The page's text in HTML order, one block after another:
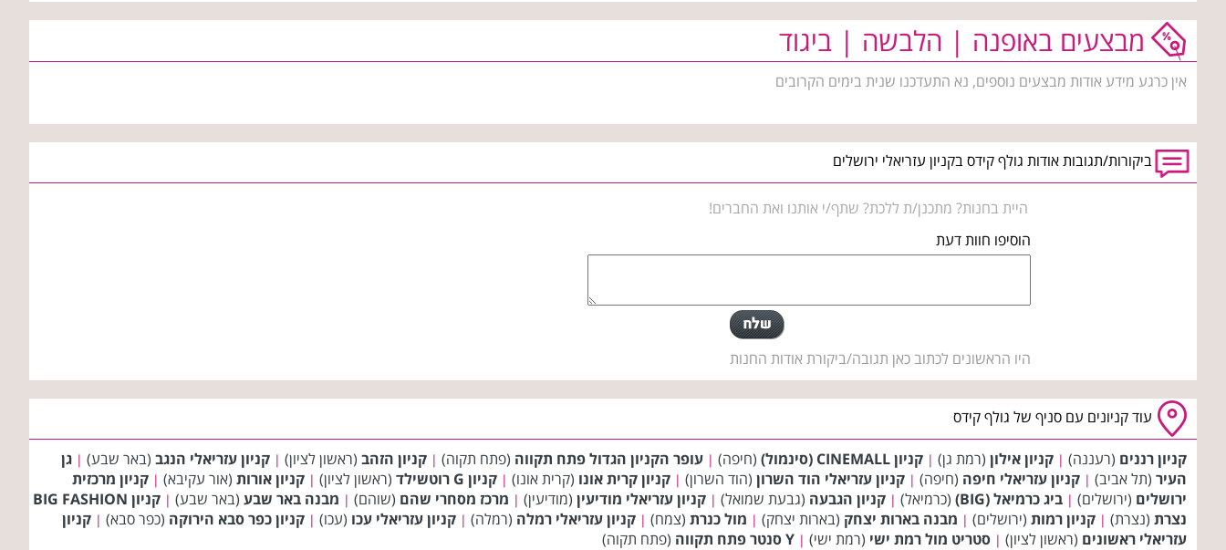
מבצעים באופנה | הלבשה | ביגוד
אין כרגע מידע אודות מבצעים נוספים, נא התעדכנו שנית בימים הקרובים
ביקורות/תגובות אודות גולף קידס בקניון עזריאלי ירושלים
היית בחנות? מתכנן/ת ללכת? שתף/י אותנו ואת החברים!
הוסיפו חוות דעת
היו הראשונים לכתוב כאן תגובה/ביקורת אודות החנות
עוד קניונים עם סניף של גולף קידס
קניון רננים (רעננה) | קניון אילון (רמת גן) | קניון CINEMALL (סינמול) (חיפה) | עופר הקניון הגדול פתח תקווה (פתח תקוה) | קניון הזהב (ראשון לציון) | קניון עזריאלי הנגב (באר שבע) | גן
העיר (תל אביב) | קניון עזריאלי חיפה (חיפה) | קניון עזריאלי הוד השרון (הוד השרון) | קניון קרית אונו (קרית אונו) | קניון G רוטשילד (ראשון לציון) | קניון אורות (אור עקיבא) | קניון מרכזית
ירושלים (ירושלים) | ביג כרמיאל (BIG) (כרמיאל) | קניון הגבעה (גבעת שמואל) | קניון עזריאלי מודיעין (מודיעין) | מרכז מסחרי שהם (שוהם) | מבנה באר שבע (באר שבע) |
קניון BIG FASHION
נצרת (נצרת) | קניון רמות (ירושלים) | מבנה בארות יצחק (בארות יצחק) | מול כנרת (צמח) | קניון עזריאלי רמלה (רמלה) | קניון עזריאלי עכו (עכו) | קניון כפר סבא הירוקה (כפר סבא) | קניון
עזריאלי ראשונים (ראשון לציון) | סטריט מול רמת ישי (רמת ישי) | Y סנטר פתח תקווה (פתח תקוה)